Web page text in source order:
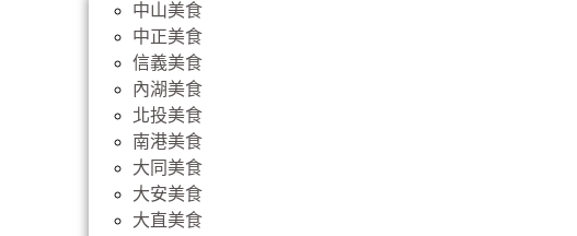
中山美食
中正美食
信義美食
內湖美食
北投美食
南港美食
大同美食
大安美食
大直美食